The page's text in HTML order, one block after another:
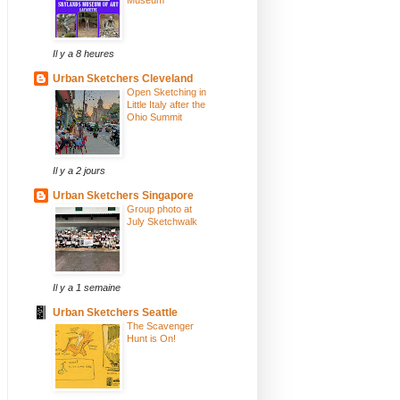
Il y a 8 heures
Urban Sketchers Cleveland
Open Sketching in
Little Italy after the
Ohio Summit
Il y a 2 jours
Urban Sketchers Singapore
Group photo at
July Sketchwalk
Il y a 1 semaine
Urban Sketchers Seattle
The Scavenger
Hunt is On!